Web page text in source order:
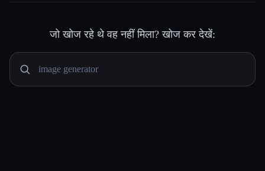
जो खोज रहे थे वह नहीं मिला? खोज कर देखें: